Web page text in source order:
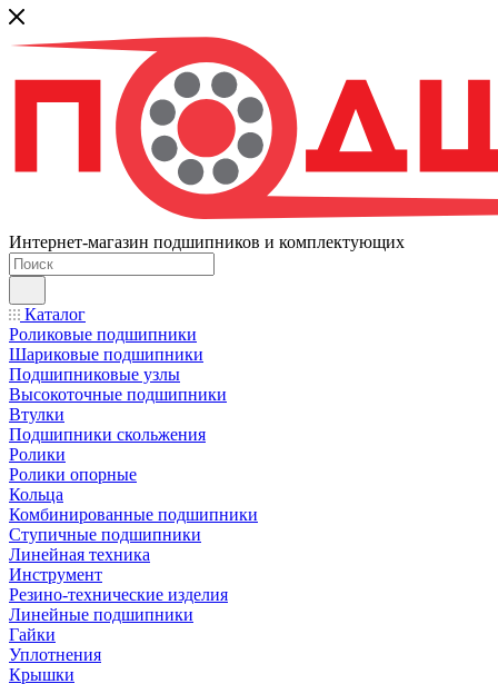
Интернет-магазин подшипников и комплектующих
Каталог
Роликовые подшипники
Шариковые подшипники
Подшипниковые узлы
Высокоточные подшипники
Втулки
Подшипники скольжения
Ролики
Ролики опорные
Кольца
Комбинированные подшипники
Ступичные подшипники
Линейная техника
Инструмент
Резино-технические изделия
Линейные подшипники
Гайки
Уплотнения
Крышки